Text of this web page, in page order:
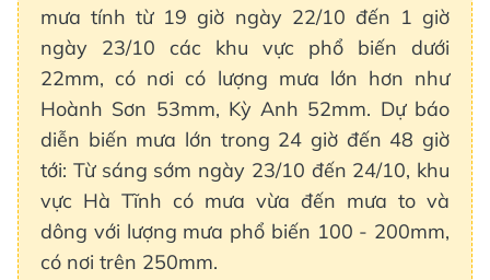
mưa tính từ 19 giờ ngày 22/10 đến 1 giờ
ngày 23/10 các khu vực phổ biến dưới
22mm, có nơi có lượng mưa lớn hơn như
Hoành Sơn 53mm, Kỳ Anh 52mm. Dự báo
diễn biến mưa lớn trong 24 giờ đến 48 giờ
tới: Từ sáng sớm ngày 23/10 đến 24/10, khu
vực Hà Tĩnh có mưa vừa đến mưa to và
dông với lượng mưa phổ biến 100 - 200mm,
có nơi trên 250mm.